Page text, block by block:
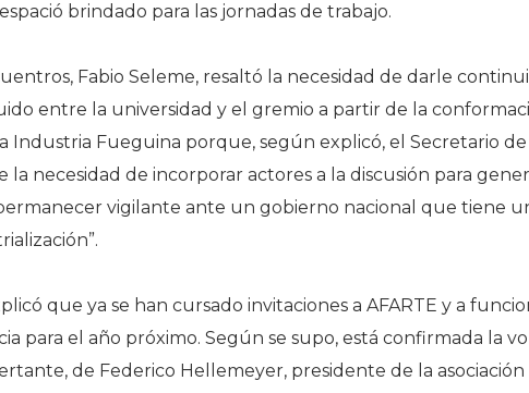
brindado para las jornadas de trabajo.
Fabio Seleme, resaltó la necesidad de darle
entre la universidad y el gremio a partir de la
Industria Fueguina porque, según explicó, el Secretario de
la necesidad de incorporar actores a la discusión para
vigilante ante un gobierno nacional que tiene
que ya se han cursado invitaciones a AFARTE y a
para el año próximo. Según se supo, está confirmada la
de Federico Hellemeyer, presidente de la asociación